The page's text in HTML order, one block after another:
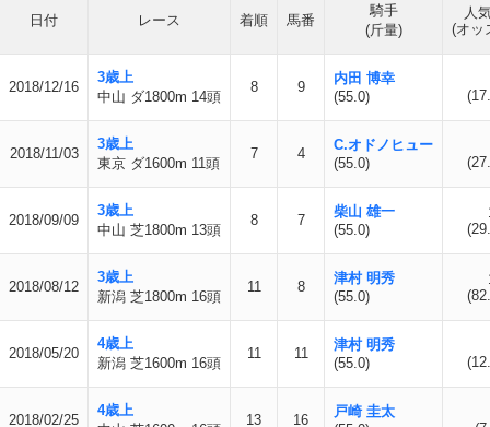
日付 レース 着順 馬番
騎手
(斤量)
人
(オッ
2018/12/16
3歳上
中山 ダ1800m 14頭
8 9
内田 博幸
(55.0)
2018/11/03
3歳上
東京 ダ1600m 11頭
7 4
C.オドノヒュー
(55.0)
2018/09/09
3歳上
中山 芝1800m 13頭
8 7
柴山 雄一
(55.0)
2018/08/12
3歳上
新潟 芝1800m 16頭
11 8
津村 明秀
(55.0)
2018/05/20
4歳上
新潟 芝1600m 16頭
11 11
津村 明秀
(55.0)
2018/02/25
4歳上
13 16
戸崎 圭太